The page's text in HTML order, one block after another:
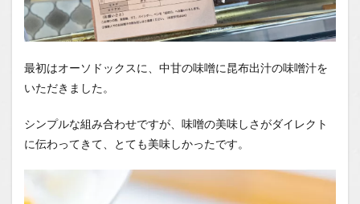
最初はオーソドックスに、中甘の味噌に昆布出汁の味噌汁を
いただきました。
シンプルな組み合わせですが、味噌の美味しさがダイレクト
に伝わってきて、とても美味しかったです。